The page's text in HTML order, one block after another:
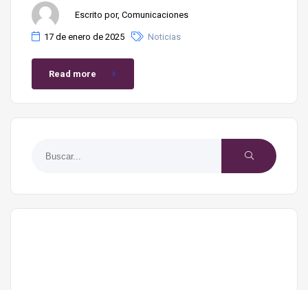
Escrito por, Comunicaciones
17 de enero de 2025 Noticias
Read more